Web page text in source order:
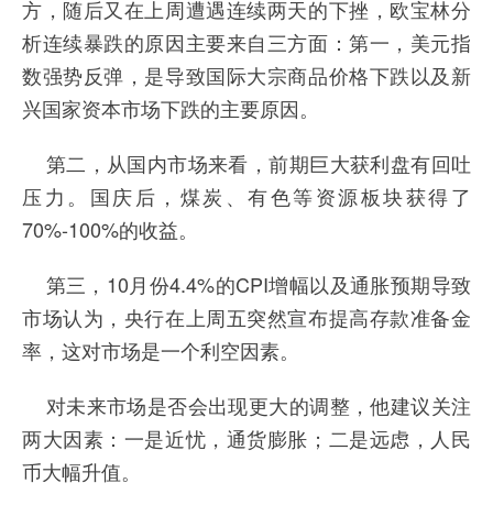
方，随后又在上周遭遇连续两天的下挫，欧宝林分
析连续暴跌的原因主要来自三方面：第一，美元指
数强势反弹，是导致国际大宗商品价格下跌以及新
兴国家资本市场下跌的主要原因。
第二，从国内市场来看，前期巨大获利盘有回吐
压力。国庆后，煤炭、有色等资源板块获得了
70%-100%的收益。
第三，10月份4.4%的CPI增幅以及通胀预期导致
市场认为，央行在上周五突然宣布提高存款准备金
率，这对市场是一个利空因素。
对未来市场是否会出现更大的调整，他建议关注
两大因素：一是近忧，通货膨胀；二是远虑，人民
币大幅升值。